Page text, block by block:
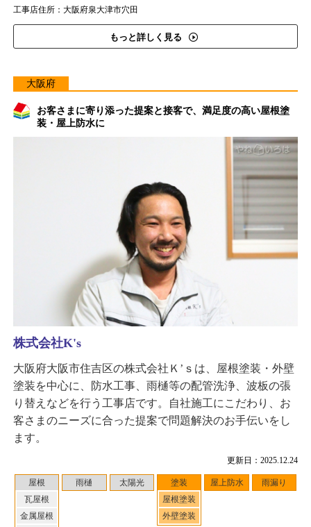
工事店住所：大阪府泉大津市穴田
もっと詳しく見る
大阪府
お客さまに寄り添った提案と接客で、満足度の高い屋根塗
装・屋上防水に
更新日：2025.12.24
屋根
瓦屋根
金属屋根
雨樋 太陽光
塗装
屋根塗装
外壁塗装
屋上防水 雨漏り
株式会社K's
大阪府大阪市住吉区の株式会社Ｋ’ｓは、屋根塗装・外壁
塗装を中心に、防水工事、雨樋等の配管洗浄、波板の張
り替えなどを行う工事店です。自社施工にこだわり、お
客さまのニーズに合った提案で問題解決のお手伝いをし
ます。